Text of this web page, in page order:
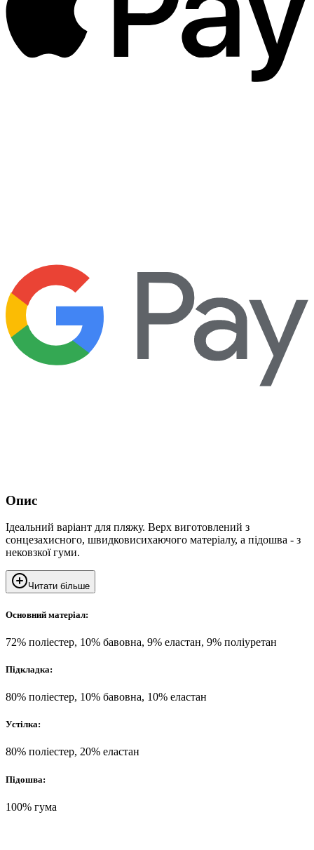
Опис
Ідеальний варіант для пляжу. Верх виготовлений з
сонцезахисного, швидковисихаючого матеріалу, а підошва - з
нековзкої гуми.
Читати більше
Основний матеріал:
72% поліестер, 10% бавовна, 9% еластан, 9% поліуретан
Підкладка:
80% поліестер, 10% бавовна, 10% еластан
Устілка:
80% поліестер, 20% еластан
Підошва:
100% гума